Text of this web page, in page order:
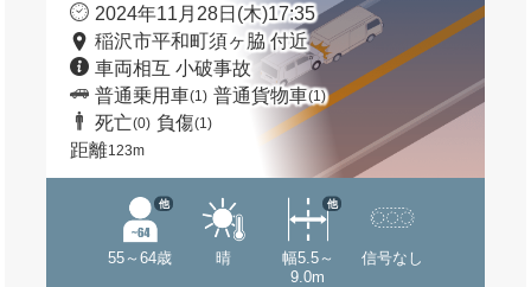
2024年11月28日(木)17:35
稲沢市平和町須ヶ脇 付近
車両相互 小破事故
普通乗用車(1) 普通貨物車(1)
死亡(0) 負傷(1)
距離123m
55～64歳
他
晴
幅5.5～
9.0m
他
信号なし